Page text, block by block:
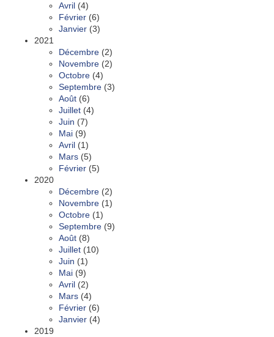
Avril (4)
Février (6)
Janvier (3)
2021
Décembre (2)
Novembre (2)
Octobre (4)
Septembre (3)
Août (6)
Juillet (4)
Juin (7)
Mai (9)
Avril (1)
Mars (5)
Février (5)
2020
Décembre (2)
Novembre (1)
Octobre (1)
Septembre (9)
Août (8)
Juillet (10)
Juin (1)
Mai (9)
Avril (2)
Mars (4)
Février (6)
Janvier (4)
2019